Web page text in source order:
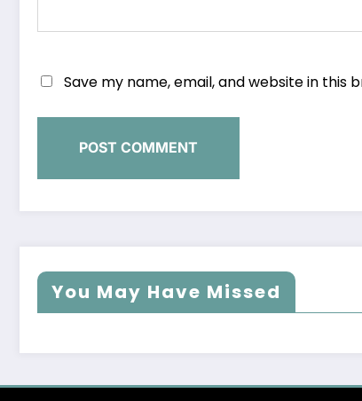
Save my name, email, and website in
You May Have Missed